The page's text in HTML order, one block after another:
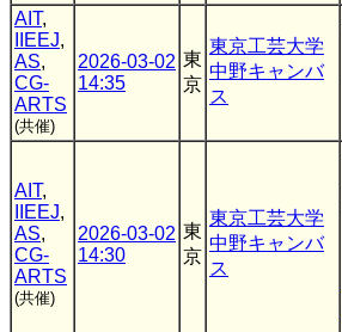
AIT,
IIEEJ,
AS,
CG-
ARTS
(共催)
2026-03-02
14:35
東
京
東京工芸大学
中野キャンバ
ス
AIT,
IIEEJ,
AS,
CG-
ARTS
(共催)
2026-03-02
14:30
東
京
東京工芸大学
中野キャンバ
ス